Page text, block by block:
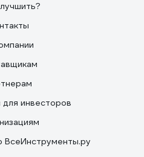
инвесторов
ВсеИнструменты.ру